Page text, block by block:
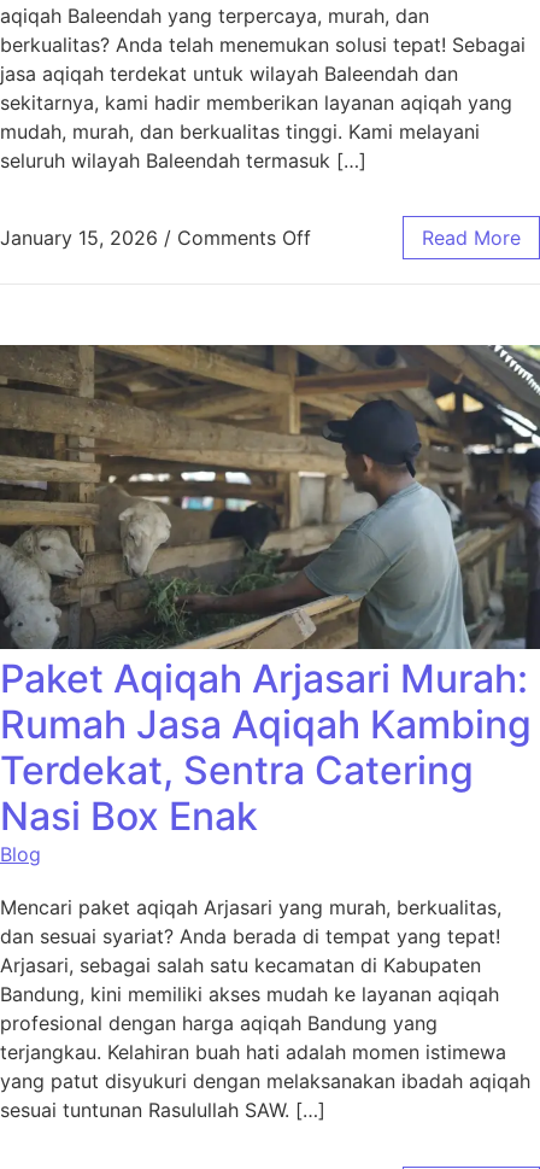
aqiqah Baleendah yang terpercaya, murah, dan
berkualitas? Anda telah menemukan solusi tepat! Sebagai
jasa aqiqah terdekat untuk wilayah Baleendah dan
sekitarnya, kami hadir memberikan layanan aqiqah yang
mudah, murah, dan berkualitas tinggi. Kami melayani
seluruh wilayah Baleendah termasuk […]
January 15, 2026 / Comments Off Read More
Paket Aqiqah Arjasari Murah:
Rumah Jasa Aqiqah Kambing
Terdekat, Sentra Catering
Nasi Box Enak
Blog
Mencari paket aqiqah Arjasari yang murah, berkualitas,
dan sesuai syariat? Anda berada di tempat yang tepat!
Arjasari, sebagai salah satu kecamatan di Kabupaten
Bandung, kini memiliki akses mudah ke layanan aqiqah
profesional dengan harga aqiqah Bandung yang
terjangkau. Kelahiran buah hati adalah momen istimewa
yang patut disyukuri dengan melaksanakan ibadah aqiqah
sesuai tuntunan Rasulullah SAW. […]